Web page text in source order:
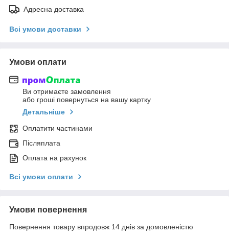
Адресна доставка
Всі умови доставки
Умови оплати
Ви отримаєте замовлення
або гроші повернуться на вашу картку
Детальніше
Оплатити частинами
Післяплата
Оплата на рахунок
Всі умови оплати
Умови повернення
Повернення товару впродовж 14 днів за домовленістю